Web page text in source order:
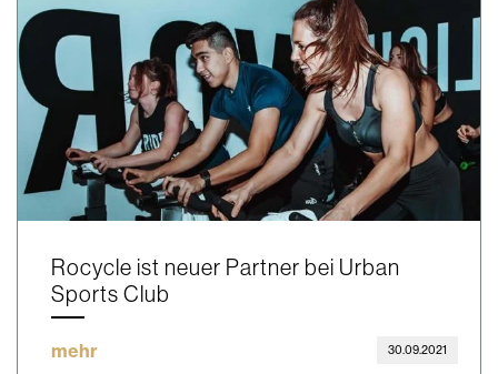
Rocycle ist neuer Partner bei Urban
Sports Club
mehr 30.09.2021